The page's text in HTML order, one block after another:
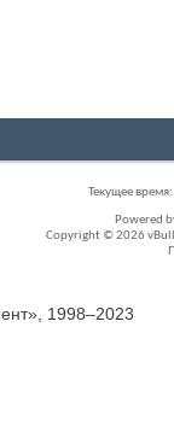
Текущее время:
Powered
Copyright © 2026
1998–2023